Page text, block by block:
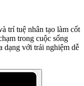
trí tuệ nhân tạo làm cốt
trong cuộc sống
dạng với trải nghiệm dễ